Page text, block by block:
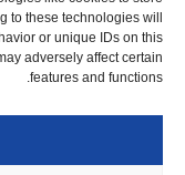
to these technologies will
or unique IDs on this
adversely affect certain
features and functions.